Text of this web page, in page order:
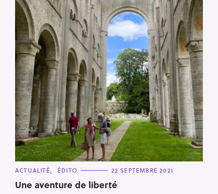
C
T
E
ACTUALITÉ ÉDITO 22 SEPTEMBRE 2021
Une aventure de liberté
R
e
c
h
e
r
c
h
e
r